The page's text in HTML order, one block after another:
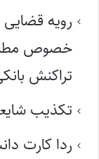
رویه
خصوص
تراکنش
تکذیب
ردا کارت